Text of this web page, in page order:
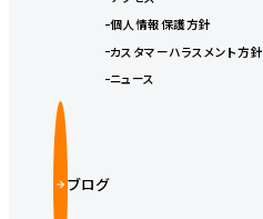
個人情報保護方針
カスタマーハラスメント方針
ニュース
ブログ